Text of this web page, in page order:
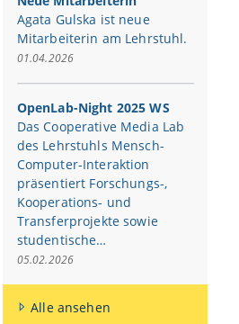
Agata Gulska ist neue
Mitarbeiterin am Lehrstuhl.
01.04.2026
OpenLab-Night 2025 WS
Das Cooperative Media Lab
des Lehrstuhls Mensch-
Computer-Interaktion
präsentiert Forschungs-,
Kooperations- und
Transferprojekte sowie
studentische…
05.02.2026
Alle ansehen